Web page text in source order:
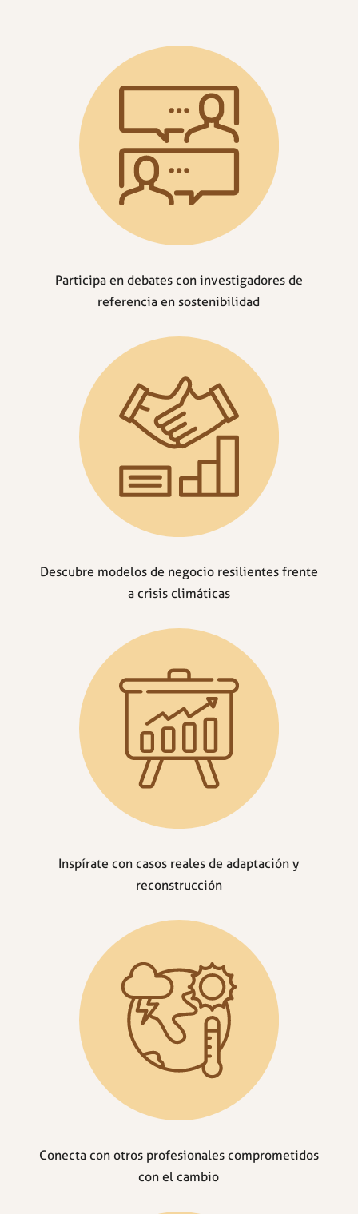
Participa en debates con investigadores de
referencia en sostenibilidad
Descubre modelos de negocio resilientes frente
a crisis climáticas
Inspírate con casos reales de adaptación y
reconstrucción
Conecta con otros profesionales comprometidos
con el cambio